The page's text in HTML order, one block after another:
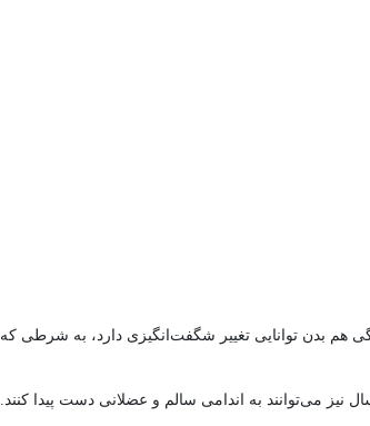
درسی که گرفتم این بود که سن فقط یک عدد است. حتی در ۵۰ سالگی هم بدن توانایی تغییر شگفت‌انگیزی دارد، به شرطی که
نیز می‌توانند به اندامی سالم و عضلانی دست پیدا کنند.